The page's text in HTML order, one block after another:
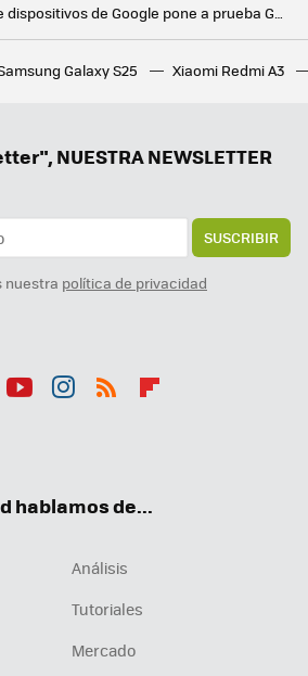
La nueva hornada de dispositivos de Google pone a prueba Gemini. Quedan muchas dudas sobre el reemplazo del asistente
El próximo Chromecast no se parecerá en nada a un Chromecast. De estar escondido detrás de la tele a colocarse sobre la mesa
y reflexionar sobre videojuegos
Galaxy S25 Xiaomi Redmi A3
NUESTRA NEWSLETTER
SUSCRIBIR
nuestra política de privacidad
hablamos de...
Análisis
Tutoriales
Mercado